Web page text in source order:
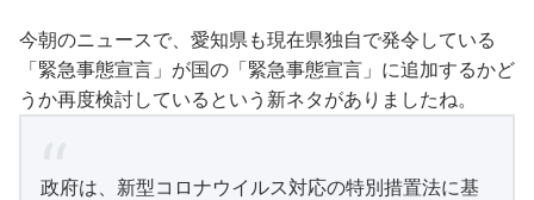
今朝のニュースで、愛知県も現在県独自で発令している
「緊急事態宣言」が国の「緊急事態宣言」に追加するかど
うか再度検討しているという新ネタがありましたね。
政府は、新型コロナウイルス対応の特別措置法に基